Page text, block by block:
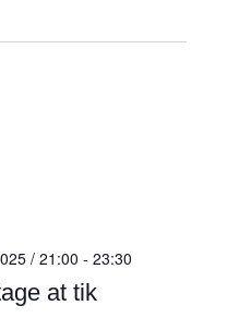
at tik
/ 21:00 - 23:30